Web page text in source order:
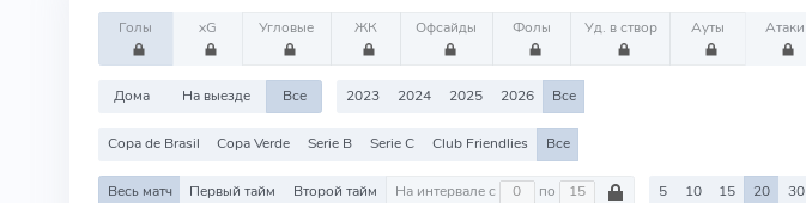
Голы xG Угловые ЖК Офсайды Фолы Уд. в створ Ауты Атаки
Дома На выезде Все 2023 2024 2025 2026 Все
Copa de Brasil Copa Verde Serie B Serie C Club Friendlies Все
Весь матч Первый тайм Второй тайм На интервале с по 5 10 15 20 30